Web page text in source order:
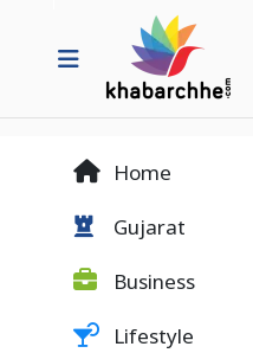
Home
Gujarat
Business
Lifestyle